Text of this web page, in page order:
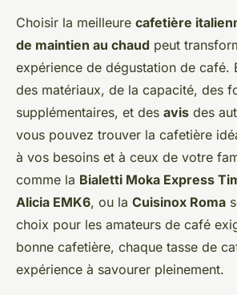
Choisir la meilleure cafetière
de maintien au chaud peut
expérience de dégustation de café.
des matériaux, de la capacité, des
supplémentaires, et des avis des
vous pouvez trouver la cafetière
à vos besoins et à ceux de votre
comme la Bialetti Moka Express
Alicia EMK6, ou la Cuisinox Roma
choix pour les amateurs de café
bonne cafetière, chaque tasse de
expérience à savourer pleinement.